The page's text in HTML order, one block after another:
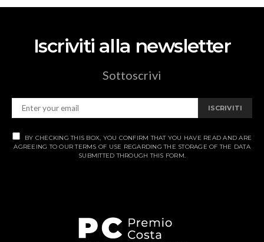
Iscriviti alla newsletter
Sottoscrivi
ISCRIVITI
BY CHECKING THIS BOX, YOU CONFIRM THAT YOU HAVE READ AND ARE
AGREEING TO OUR TERMS OF USE REGARDING THE STORAGE OF THE DATA
SUBMITTED THROUGH THIS FORM.